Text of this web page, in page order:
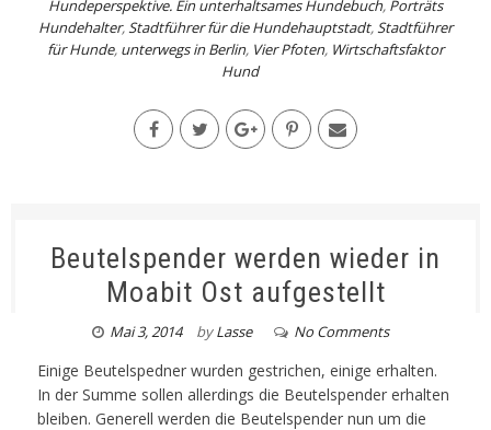
Hundeperspektive. Ein unterhaltsames Hundebuch, Porträts
Hundehalter,Stadtführer für die Hundehauptstadt,Stadtführer
für Hunde, unterwegs in Berlin, Vier Pfoten, Wirtschaftsfaktor
Hund
Beutelspender werden wieder in
Moabit Ost aufgestellt
Mai 3, 2014 byLasse No Comments
Einige Beutelspedner wurden gestrichen, einige erhalten.
In der Summe sollen allerdings die Beutelspender erhalten
bleiben. Generell werden die Beutelspender nun um die